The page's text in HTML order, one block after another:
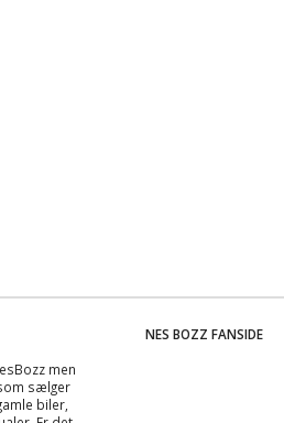
men
sælger
biler,
NES BOZZ FANSIDE